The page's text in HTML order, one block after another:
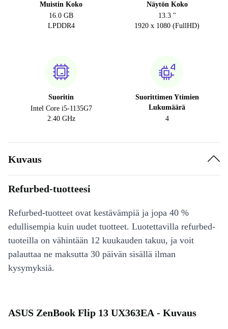
Muistin Koko
16.0 GB
LPDDR4
Näytön Koko
13.3 "
1920 x 1080 (FullHD)
Suoritin
Intel Core i5-1135G7
2.40 GHz
Suorittimen Ytimien
Lukumäärä
4
Kuvaus
Refurbed-tuotteesi
Refurbed-tuotteet ovat kestävämpiä ja jopa 40 %
edullisempia kuin uudet tuotteet. Luotettavilla refurbed-
tuoteilla on vähintään 12 kuukauden takuu, ja voit
palauttaa ne maksutta 30 päivän sisällä ilman
kysymyksiä.
ASUS ZenBook Flip 13 UX363EA - Kuvaus